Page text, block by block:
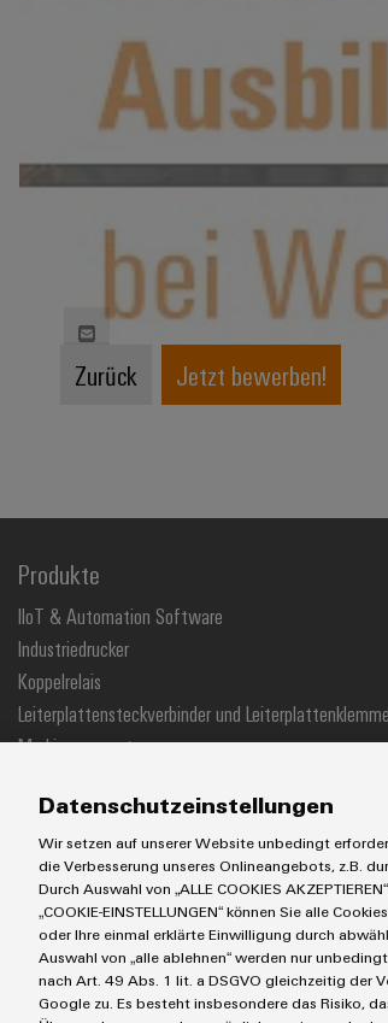
Zurück Jetzt bewerben!
Produkte
IIoT & Automation Software
Industriedrucker
Koppelrelais
Leiterplattensteckverbinder und
Markierungssysteme
Stromversorgungen
AGB Impressum Einkaufs- /
Weidmüller GmbH & Co KG
Klingenbergstraße 26
Datenschutzeinstellungen
Wir setzen auf unserer Website unbedingt
die Verbesserung unseres Onlineangebots, z.B.
Durch Auswahl von „ALLE COOKIES
„COOKIE-EINSTELLUNGEN“ können Sie alle
oder Ihre einmal erklärte Einwilligung durch
Auswahl von „alle ablehnen“ werden nur
nach Art. 49 Abs. 1 lit. a DSGVO gleichzeitig der
Google zu. Es besteht insbesondere das Risiko,